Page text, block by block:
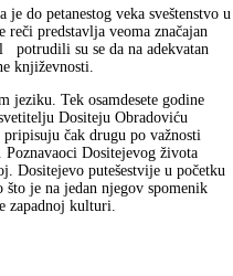
do petanestog veka sveštenstvo u
predstavlja veoma značajan
potrudili su se da na adekvatan
književnosti.
jeziku. Tek osamdesete godine
Dositeju Obradoviću
čak drugu po važnosti
Dositejevog života
Dositejevo putešestvije u početku
je na jedan njegov spomenik
zapadnoj kulturi.